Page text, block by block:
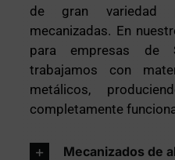
de gran variedad
mecanizadas. En
para empresas de
trabajamos con
metálicos,
completamente
Mecanizados de